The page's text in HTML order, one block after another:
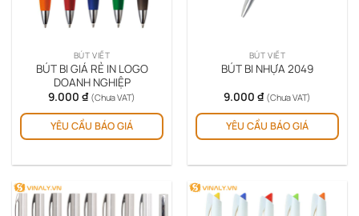
BÚT VIẾT
BÚT BI GIÁ RẺ IN LOGO
DOANH NGHIỆP
9.000 ₫ (Chưa VAT)
YÊU CẦU BÁO GIÁ
BÚT VIẾT
BÚT BI NHỰA 2049
9.000 ₫ (Chưa VAT)
YÊU CẦU BÁO GIÁ